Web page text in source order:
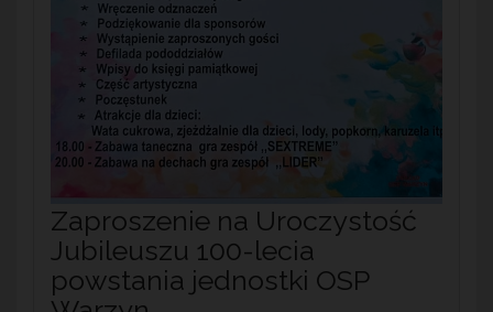
Zaproszenie na Uroczystość
Jubileuszu 100-lecia
powstania jednostki OSP